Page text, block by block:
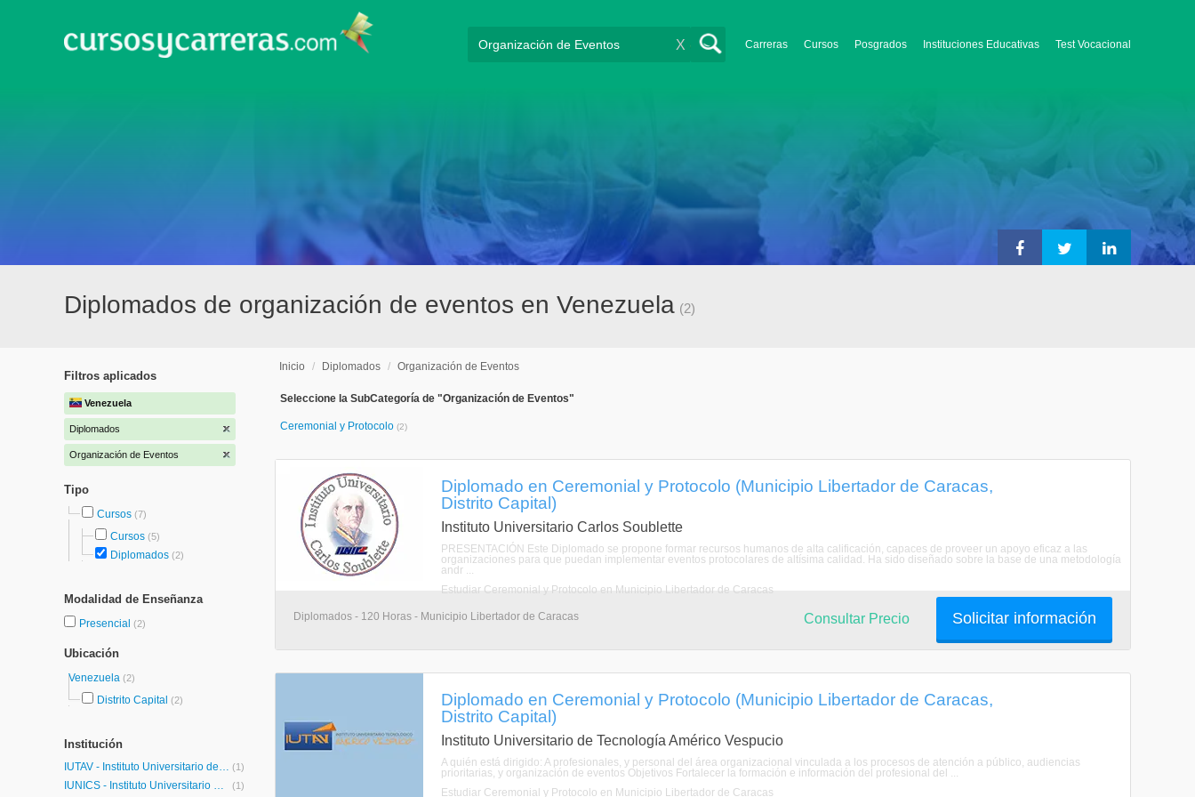
Carreras Cursos Posgrados Instituciones Educativas Test Vocacional
X
Diplomados de organización de eventos en Venezuela (2)
Filtros aplicados
Venezuela
Diplomados
Organización de Eventos
Tipo
Cursos (7)
Cursos (5)
Diplomados (2)
Modalidad de Enseñanza
Presencial (2)
Ubicación
Venezuela (2)
Distrito Capital (2)
Institución
IUTAV - Instituto Universitario de Tecnología Américo Vespucio (1)
IUNICS - Instituto Universitario Carlos Soublette (1)
Inicio / Diplomados / Organización de Eventos
Seleccione la SubCategoría de "Organización de Eventos"
Ceremonial y Protocolo (2)
Diplomado en Ceremonial y Protocolo (Municipio Libertador de Caracas,
Distrito Capital)
Instituto Universitario Carlos Soublette
PRESENTACIÓN Este Diplomado se propone formar recursos humanos de alta calificación, capaces de proveer un apoyo eficaz a las
organizaciones para que puedan implementar eventos protocolares de altísima calidad. Ha sido diseñado sobre la base de una metodología
andr ...
Estudiar Ceremonial y Protocolo en Municipio Libertador de Caracas
Diplomados - 120 Horas - Municipio Libertador de Caracas Solicitar información
Consultar Precio
Diplomado en Ceremonial y Protocolo (Municipio Libertador de Caracas,
Distrito Capital)
Instituto Universitario de Tecnología Américo Vespucio
A quién está dirigido: A profesionales, y personal del área organizacional vinculada a los procesos de atención a público, audiencias
prioritarias, y organización de eventos Objetivos Fortalecer la formación e información del profesional del ...
Estudiar Ceremonial y Protocolo en Municipio Libertador de Caracas